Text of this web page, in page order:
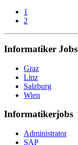
1
2
Informatiker Jobs
Graz
Linz
Salzburg
Wien
Informatikerjobs
Administrator
SAP